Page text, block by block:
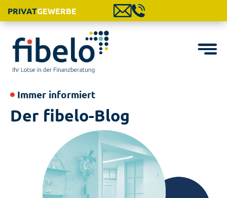
PRIVATGEWERBE
Immer informiert
Der fibelo-Blog